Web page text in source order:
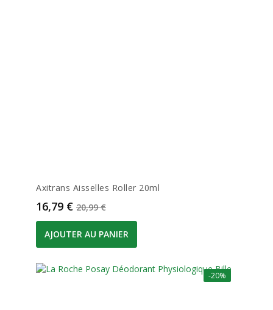
Axitrans Aisselles Roller 20ml
Prix
16,79 € Prix de base
20,99 €
AJOUTER AU PANIER
-20%